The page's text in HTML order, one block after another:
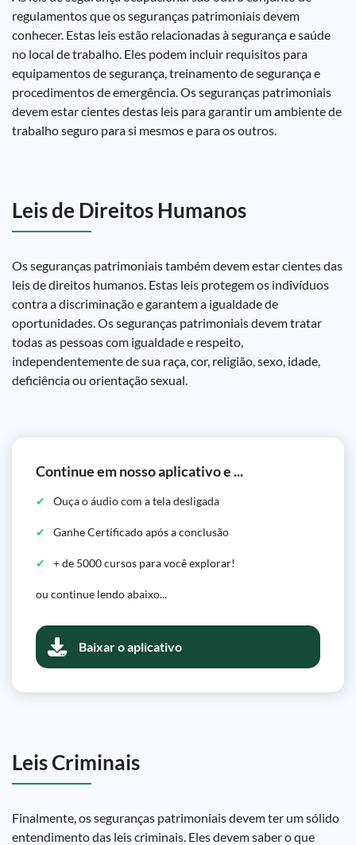
regulamentos que os seguranças patrimoniais devem
conhecer. Estas leis estão relacionadas à segurança e saúde
no local de trabalho. Eles podem incluir requisitos para
equipamentos de segurança, treinamento de segurança e
procedimentos de emergência. Os seguranças patrimoniais
devem estar cientes destas leis para garantir um ambiente de
trabalho seguro para si mesmos e para os outros.
Leis de Direitos Humanos
Os seguranças patrimoniais também devem estar cientes das
leis de direitos humanos. Estas leis protegem os indivíduos
contra a discriminação e garantem a igualdade de
oportunidades. Os seguranças patrimoniais devem tratar
todas as pessoas com igualdade e respeito,
independentemente de sua raça, cor, religião, sexo, idade,
deficiência ou orientação sexual.
Continue em nosso aplicativo e ...
Ouça o áudio com a tela desligada
Ganhe Certificado após a conclusão
+ de 5000 cursos para você explorar!
ou continue lendo abaixo...
Baixar o aplicativo
Leis Criminais
Finalmente, os seguranças patrimoniais devem ter um sólido
entendimento das leis criminais. Eles devem saber o que